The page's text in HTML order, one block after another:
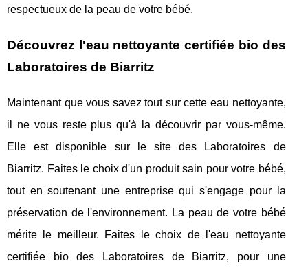
respectueux de la peau de votre bébé.
Découvrez l'eau nettoyante certifiée bio des
Laboratoires de Biarritz
Maintenant que vous savez tout sur cette eau nettoyante,
il ne vous reste plus qu'à la découvrir par vous-même.
Elle est disponible sur le site des Laboratoires de
Biarritz. Faites le choix d'un produit sain pour votre bébé,
tout en soutenant une entreprise qui s'engage pour la
préservation de l'environnement. La peau de votre bébé
mérite le meilleur. Faites le choix de l'eau nettoyante
certifiée bio des Laboratoires de Biarritz, pour une